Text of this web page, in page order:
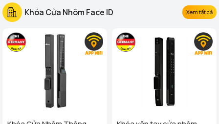
Khóa Cửa Nhôm Face ID Xem tất cả